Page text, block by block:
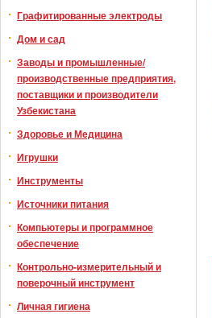
Графитированные электроды
Дом и сад
Заводы и промышленные/
производственные предприятия,
поставщики и производители
Узбекистана
Здоровье и Медицина
Игрушки
Инструменты
Источники питания
Компьютеры и программное
обеспечение
Контрольно-измерительный и
поверочный инструмент
Личная гигиена